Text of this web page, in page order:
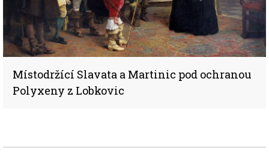
Místodržící Slavata a Martinic pod ochranou
Polyxeny z Lobkovic